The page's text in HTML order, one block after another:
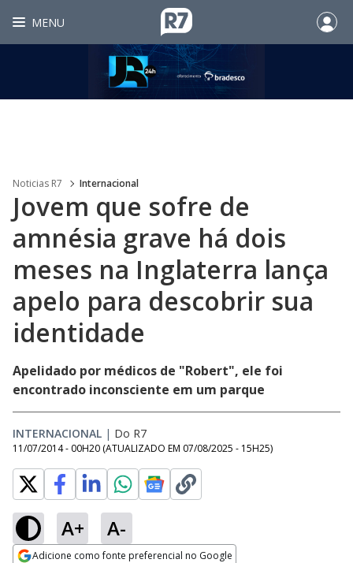
MENU
Noticias R7 Internacional
Jovem que sofre de
amnésia grave há dois
meses na Inglaterra lança
apelo para descobrir sua
identidade
Apelidado por médicos de "Robert", ele foi
encontrado inconsciente em um parque
INTERNACIONAL | Do R7
11/07/2014 - 00H20 (ATUALIZADO EM 07/08/2025 - 15H25)
A+ A-
Adicione como fonte preferencial no Google